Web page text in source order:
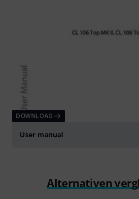
DOWNLOAD
User manual
Alternativen